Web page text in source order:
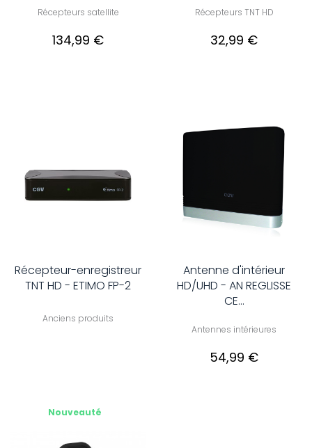
Récepteurs satellite
134,99 €
Récepteurs TNT HD
32,99 €
Récepteur-enregistreur
TNT HD - ETIMO FP-2
Anciens produits
Antenne d'intérieur
HD/UHD - AN REGLISSE
CE...
Antennes intérieures
54,99 €
Nouveauté